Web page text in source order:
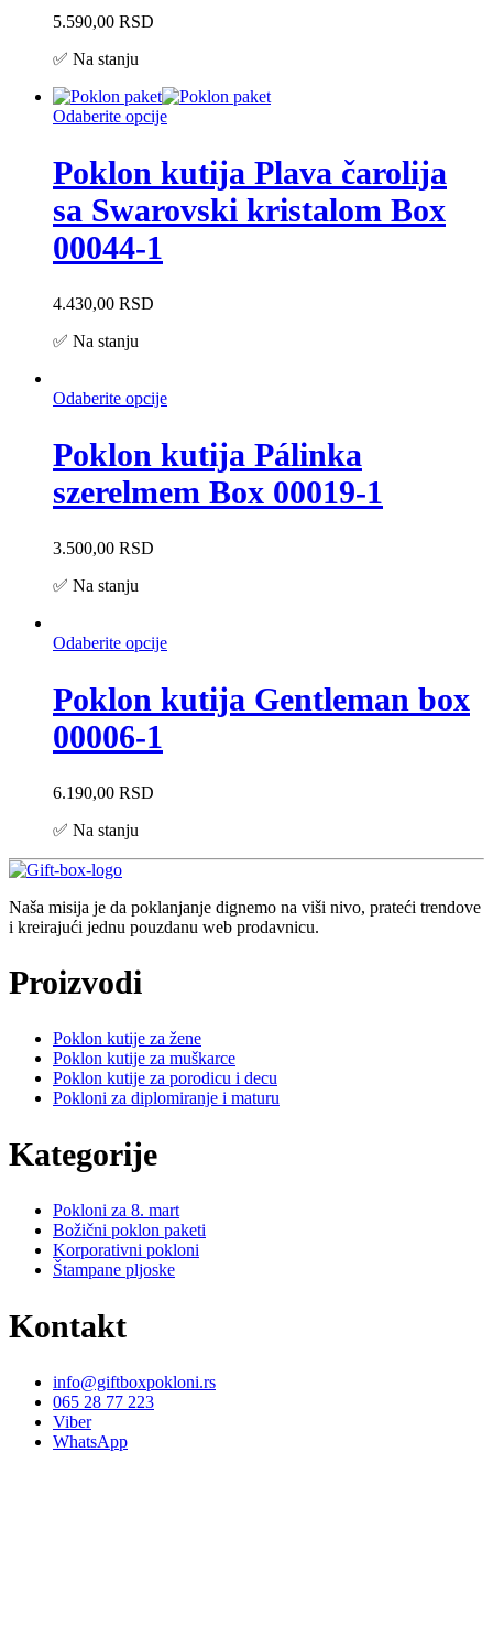
5.590,00 RSD
✅ Na stanju
Odaberite opcije
Poklon kutija Plava čarolija
sa Swarovski kristalom Box
00044-1
4.430,00 RSD
✅ Na stanju
Odaberite opcije
Poklon kutija Pálinka
szerelmem Box 00019-1
3.500,00 RSD
✅ Na stanju
Odaberite opcije
Poklon kutija Gentleman box
00006-1
6.190,00 RSD
✅ Na stanju
Naša misija je da poklanjanje dignemo na viši nivo, prateći trendove
i kreirajući jednu pouzdanu web prodavnicu.
Proizvodi
Poklon kutije za žene
Poklon kutije za muškarce
Poklon kutije za porodicu i decu
Pokloni za diplomiranje i maturu
Kategorije
Pokloni za 8. mart
Božični poklon paketi
Korporativni pokloni
Štampane pljoske
Kontakt
info@giftboxpokloni.rs
065 28 77 223
Viber
WhatsApp